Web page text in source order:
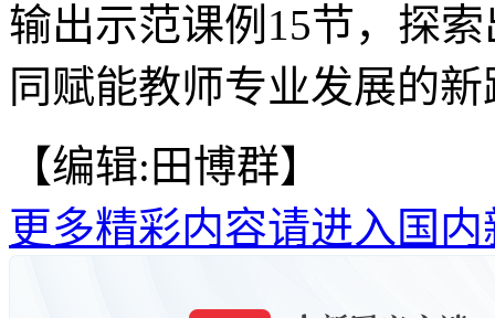
输出示范课例15节，探
同赋能教师专业发展的
【编辑:田博群】
更多精彩内容请进入国内